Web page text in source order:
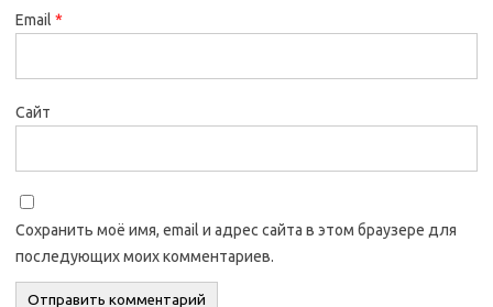
Email *
Сайт
Сохранить моё имя, email и адрес сайта в этом браузере для
последующих моих комментариев.